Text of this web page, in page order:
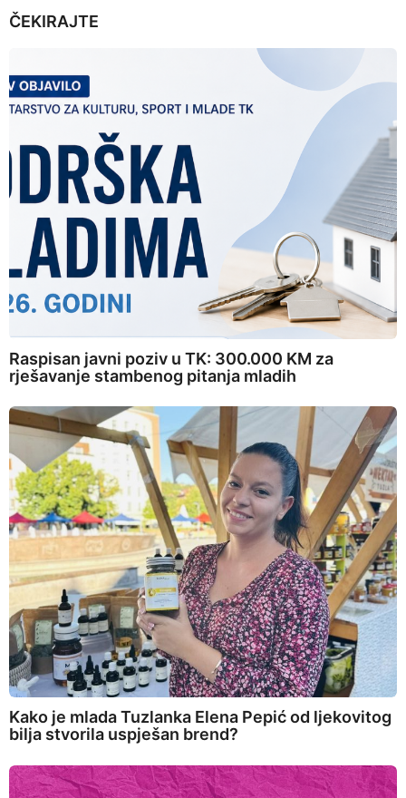
ČEKIRAJTE
Raspisan javni poziv u TK: 300.000 KM za
rješavanje stambenog pitanja mladih
Kako je mlada Tuzlanka Elena Pepić od ljekovitog
bilja stvorila uspješan brend?